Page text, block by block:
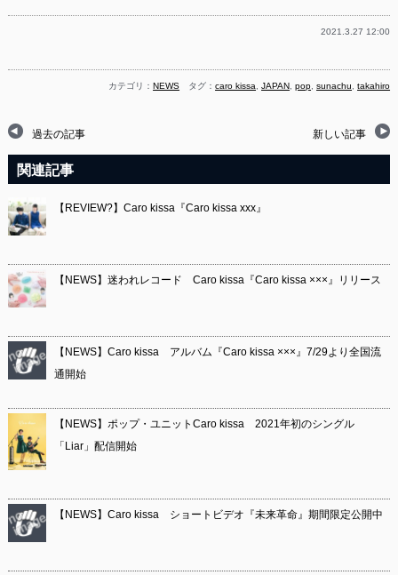
2021.3.27 12:00
カテゴリ：NEWS タグ：caro kissa ,JAPAN ,pop ,sunachu ,takahiro
過去の記事 新しい記事
関連記事
【REVIEW?】Caro kissa『Caro kissa xxx』
【NEWS】迷われレコード Caro kissa『Caro kissa ×××』リリース
【NEWS】Caro kissa アルバム『Caro kissa ×××』7/29より全国流
通開始
【NEWS】ポップ・ユニットCaro kissa 2021年初のシングル
「Liar」配信開始
【NEWS】Caro kissa ショートビデオ『未来革命』期間限定公開中